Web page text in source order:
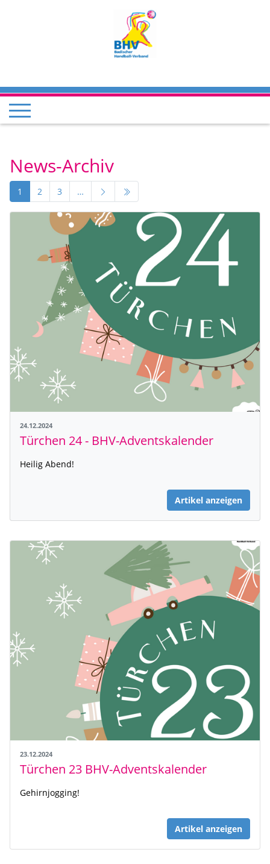
News-Archiv
1 2 3 …
24.12.2024
Türchen 24 - BHV-Adventskalender
Heilig Abend!
Artikel anzeigen
23.12.2024
Türchen 23 BHV-Adventskalender
Gehirnjogging!
Artikel anzeigen